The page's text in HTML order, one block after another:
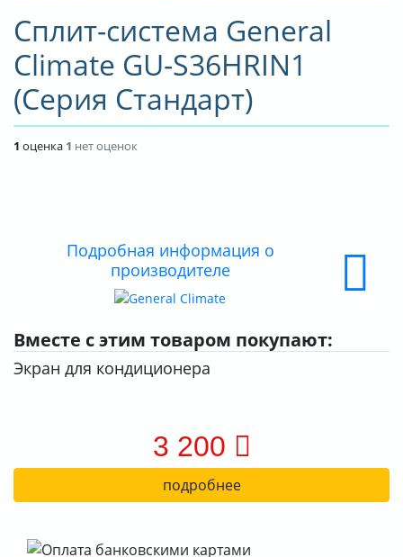
БИБЛИОТЕКА
НОВОСТИ
КОНТАКТЫ
Сплит-система General
Climate GU-S36HRIN1
(Серия Стандарт)
1 оценка 1 нет оценок
Подробная информация о
производителе
Вместе с этим товаром покупают:
Экран для кондиционера
3 200
подробнее